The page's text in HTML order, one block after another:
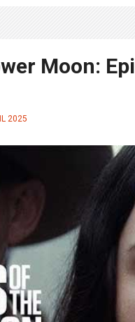
Moon:
2025